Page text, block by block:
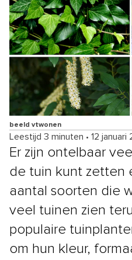
beeld vtwonen
Leestijd 3 minuten • 12 januari
Er zijn ontelbaar
de tuin kunt zetten
aantal soorten die
veel tuinen zien
populaire
om hun kleur,